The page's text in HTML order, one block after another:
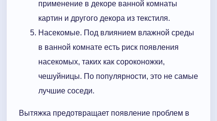
применение в декоре ванной комнаты
картин и другого декора из текстиля.
Насекомые. Под влиянием влажной среды
в ванной комнате есть риск появления
насекомых, таких как сороконожки,
чешуйницы. По популярности, это не самые
лучшие соседи.
Вытяжка предотвращает появление проблем в